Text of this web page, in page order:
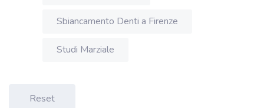
Sbiancamento Denti a Firenze
Studi Marziale
Reset